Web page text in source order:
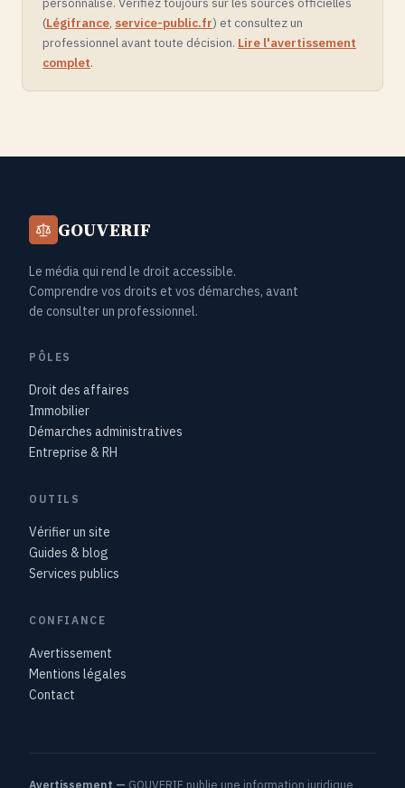
(Légifrance, service-public.fr) et consultez un
professionnel avant toute décision. Lire l'avertissement
complet.
GOUVERIF
Le média qui rend le droit accessible.
Comprendre vos droits et vos démarches, avant
de consulter un professionnel.
PÔLES
Droit des affaires
Immobilier
Démarches administratives
Entreprise & RH
OUTILS
Vérifier un site
Guides & blog
Services publics
CONFIANCE
Avertissement
Mentions légales
Contact
Avertissement — GOUVERIF publie une information juridique